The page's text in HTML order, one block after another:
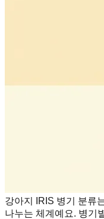
강아지 IRIS 병기 분류
나누는 체계예요. 병기